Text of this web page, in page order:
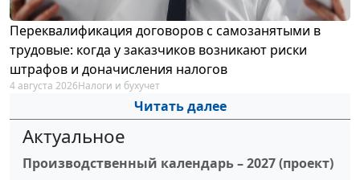
Переквалификация договоров с самозанятыми в
трудовые: когда у заказчиков возникают риски
штрафов и доначисления налогов
4 августа 2026Налоги и бухучет
Читать далее
Актуальное
Производственный календарь – 2027 (проект)